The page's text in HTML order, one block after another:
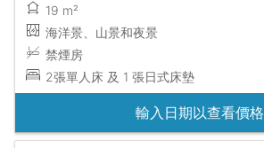
19 m²
海洋景、山景和夜景
禁煙房
2張單人床 及 1 張日式床墊
輸入日期以查看價格